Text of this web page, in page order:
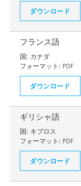
ダウンロード
フランス語
国: カナダ
フォーマット: PDF
ダウンロード
ギリシャ語
国: キプロス
フォーマット: PDF
ダウンロード